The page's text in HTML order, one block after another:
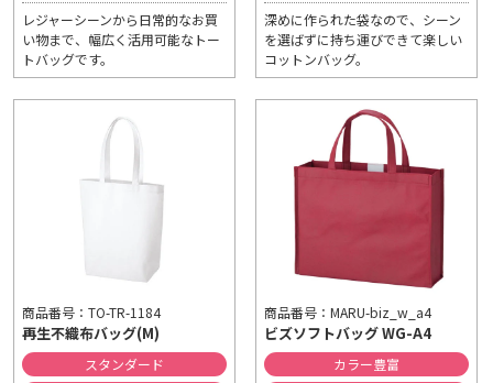
レジャーシーンから日常的なお買
い物まで、幅広く活用可能なトー
トバッグです。
深めに作られた袋なので、シーン
を選ばずに持ち運びできて楽しい
コットンバッグ。
商品番号：TO-TR-1184
再生不織布バッグ(M)
スタンダード
商品番号：MARU-biz_w_a4
ビズソフトバッグ WG-A4
カラー豊富